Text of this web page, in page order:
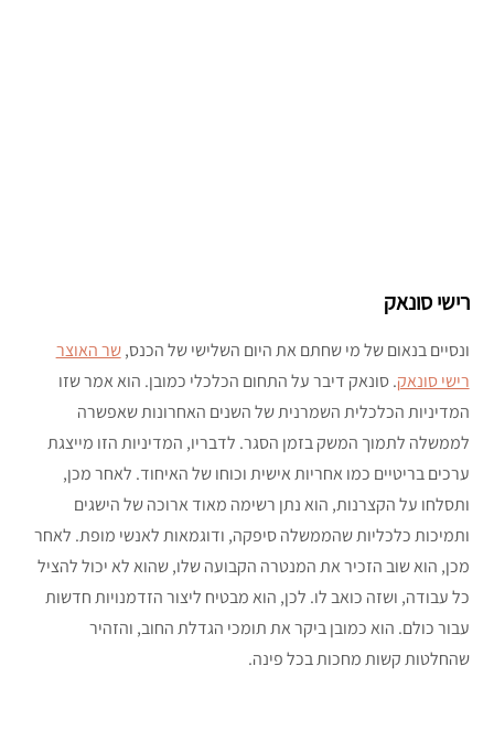
רישי סונאק
ונסיים בנאום של מי שחתם את היום השלישי של הכנס,שר האוצר
רישי סונאק. סונאק דיבר על התחום הכלכלי כמובן. הוא אמר שזו
המדיניות הכלכלית השמרנית של השנים האחרונות שאפשרה
לממשלה לתמוך המשק בזמן הסגר. לדבריו, המדיניות הזו מייצגת
ערכים בריטיים כמו אחריות אישית וכוחו של האיחוד. לאחר מכן,
ותסלחו על הקצרנות, הוא נתן רשימה מאוד ארוכה של הישגים
ותמיכות כלכליות שהממשלה סיפקה, ודוגמאות לאנשי מופת. לאחר
מכן, הוא שוב הזכיר את המנטרה הקבועה שלו, שהוא לא יכול להציל
כל עבודה, ושזה כואב לו. לכן, הוא מבטיח ליצור הזדמנויות חדשות
עבור כולם. הוא כמובן ביקר את תומכי הגדלת החוב, והזהיר
שהחלטות קשות מחכות בכל פינה.